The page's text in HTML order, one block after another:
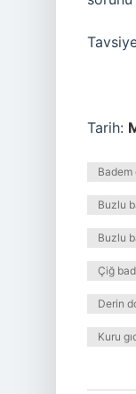
Tarih:
Badem
Buzlu
Buzlu
Çiğ
Derin
Kuru